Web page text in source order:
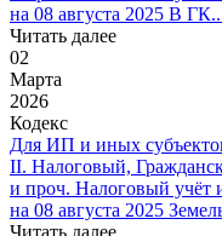
на 08 августа 2025 В
Читать далее
02
Марта
2026
Кодекс
Для ИП и иных
II. Налоговый,
и проч. Налоговый учёт
на 08 августа 2025
Читать далее